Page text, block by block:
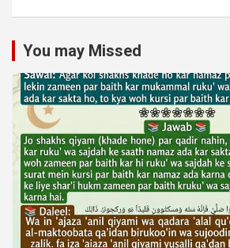
You may Missed